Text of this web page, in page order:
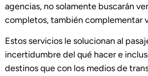
agencias, no solamente buscarán
completos, también complementar
Estos servicios le solucionan al
incertidumbre del qué hacer e
destinos que con los medios de